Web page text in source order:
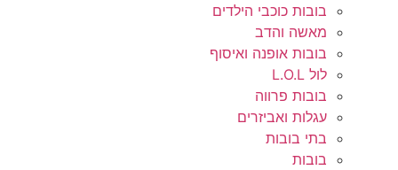
בובות כוכבי הילדים
מאשה והדב
בובות אופנה ואיסוף
לול L.O.L
בובות פרווה
עגלות ואביזרים
בתי בובות
בובות